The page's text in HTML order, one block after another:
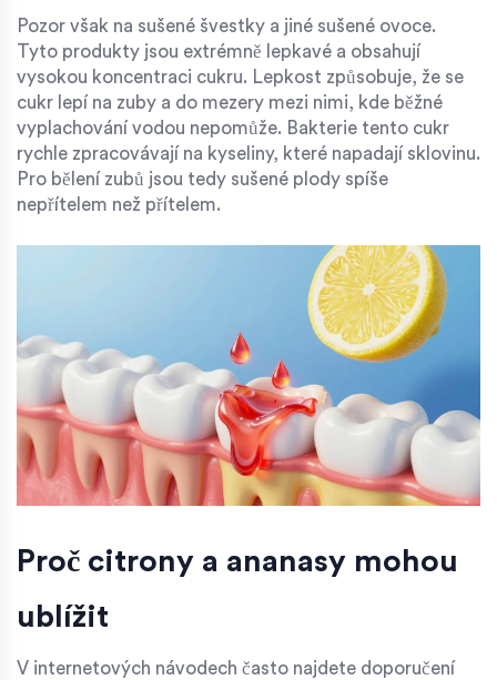
Pozor však na sušené švestky a jiné sušené ovoce.
Tyto produkty jsou extrémně lepkavé a obsahují
vysokou koncentraci cukru. Lepkost způsobuje, že se
cukr lepí na zuby a do mezery mezi nimi, kde běžné
vyplachování vodou nepomůže. Bakterie tento cukr
rychle zpracovávají na kyseliny, které napadají sklovinu.
Pro bělení zubů jsou tedy sušené plody spíše
nepřítelem než přítelem.
Proč citrony a ananasy mohou
ublížit
V internetových návodech často najdete doporučení